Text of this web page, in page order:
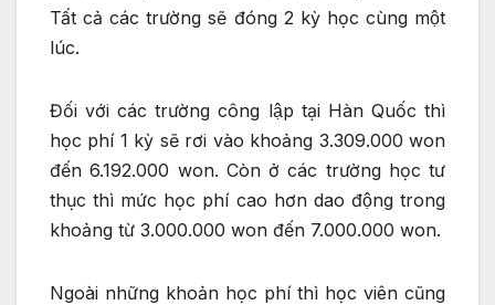
Tất cả các trường sẽ đóng 2 kỳ học cùng một
lúc.
Đối với các trường công lập tại Hàn Quốc thì
học phí 1 kỳ sẽ rơi vào khoảng 3.309.000 won
đến 6.192.000 won. Còn ở các trường học tư
thục thì mức học phí cao hơn dao động trong
khoảng từ 3.000.000 won đến 7.000.000 won.
Ngoài những khoản học phí thì học viên cũng